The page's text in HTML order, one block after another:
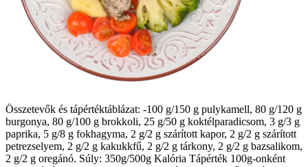
Összetevők és tápértéktáblázat: -100 g/150 g pulykamell, 80 g/120 g
burgonya, 80 g/100 g brokkoli, 25 g/50 g koktélparadicsom, 3 g/3 g
paprika, 5 g/8 g fokhagyma, 2 g/2 g szárított kapor, 2 g/2 g szárított
petrezselyem, 2 g/2 g kakukkfű, 2 g/2 g tárkony, 2 g/2 g bazsalikom,
2 g/2 g oregánó. Súly: 350g/500g Kalória Tápérték 100g-onként